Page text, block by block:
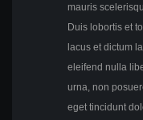
mauris
Duis lobortis et
lacus et dictum
eleifend nulla
urna, non
eget tincidunt